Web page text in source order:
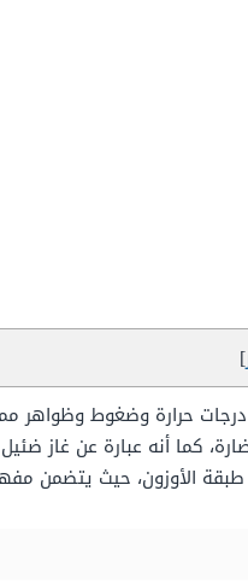
]
حرارة وضغوط وظواهر
كما أنه عبارة عن غاز
الأوزون، حيث يتضمن